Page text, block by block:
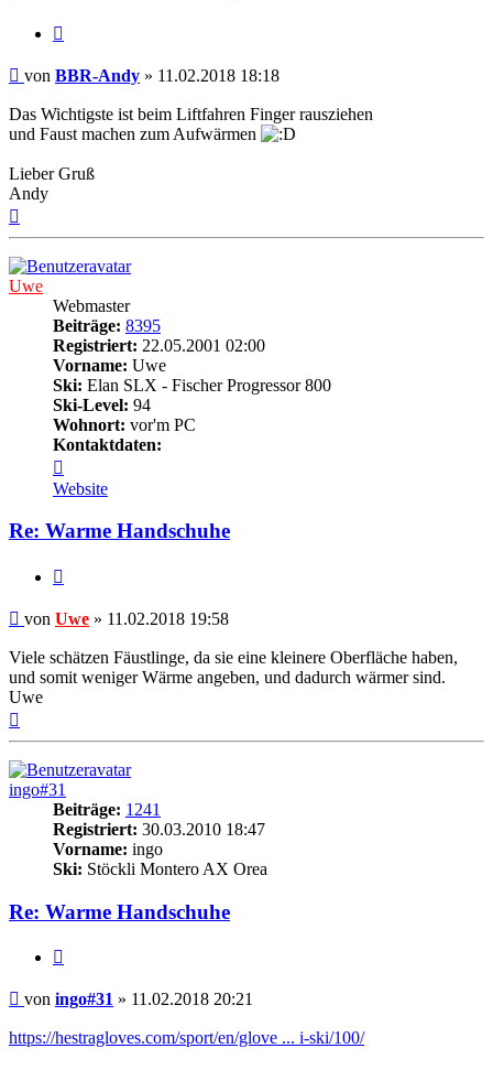
Beitrag
von BBR-Andy » 11.02.2018 18:18
Das Wichtigste ist beim Liftfahren Finger rausziehen
und Faust machen zum Aufwärmen
Lieber Gruß
Andy
Uwe
Webmaster
Beiträge: 8395
Registriert: 22.05.2001 02:00
Vorname: Uwe
Ski: Elan SLX - Fischer Progressor 800
Ski-Level: 94
Wohnort: vor'm PC
Kontaktdaten:
von
Uwe
Website
Re: Warme Handschuhe
Beitrag
von Uwe » 11.02.2018 19:58
Viele schätzen Fäustlinge, da sie eine kleinere Oberfläche haben,
und somit weniger Wärme angeben, und dadurch wärmer sind.
Uwe
ingo#31
Beiträge: 1241
Registriert: 30.03.2010 18:47
Vorname: ingo
Ski: Stöckli Montero AX Orea
Re: Warme Handschuhe
Beitrag
von ingo#31 » 11.02.2018 20:21
https://hestragloves.com/sport/en/glove ... i-ski/100/